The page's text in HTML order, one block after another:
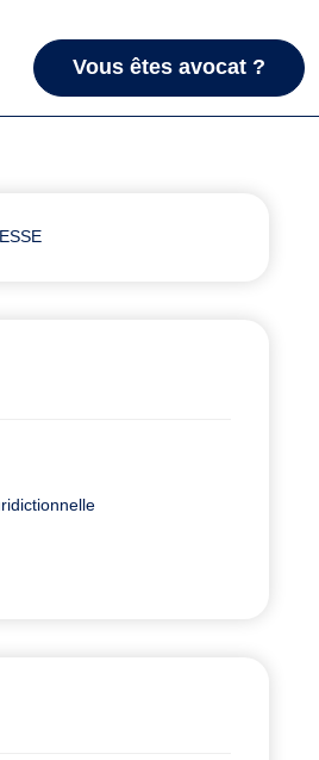
Vous êtes avocat ?